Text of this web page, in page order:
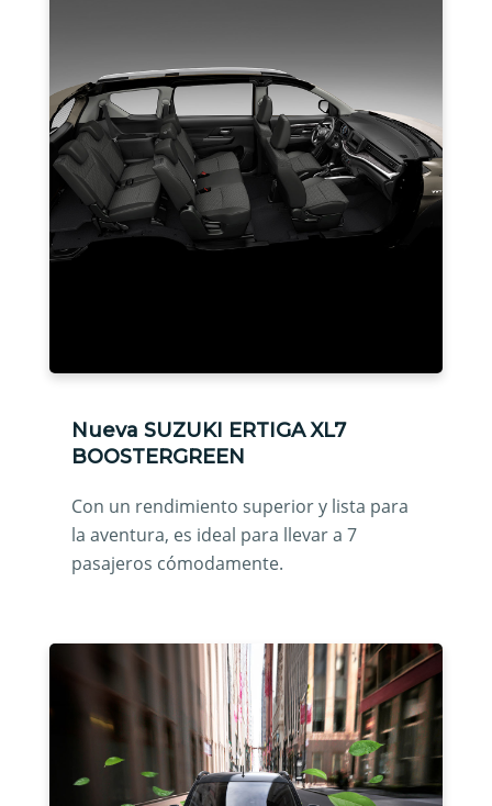
Nueva SUZUKI ERTIGA XL7
BOOSTERGREEN
Con un rendimiento superior y lista para
la aventura, es ideal para llevar a 7
pasajeros cómodamente.